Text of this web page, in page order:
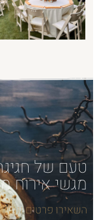
טעם של
מגשי אירוח
השאירו פרטים